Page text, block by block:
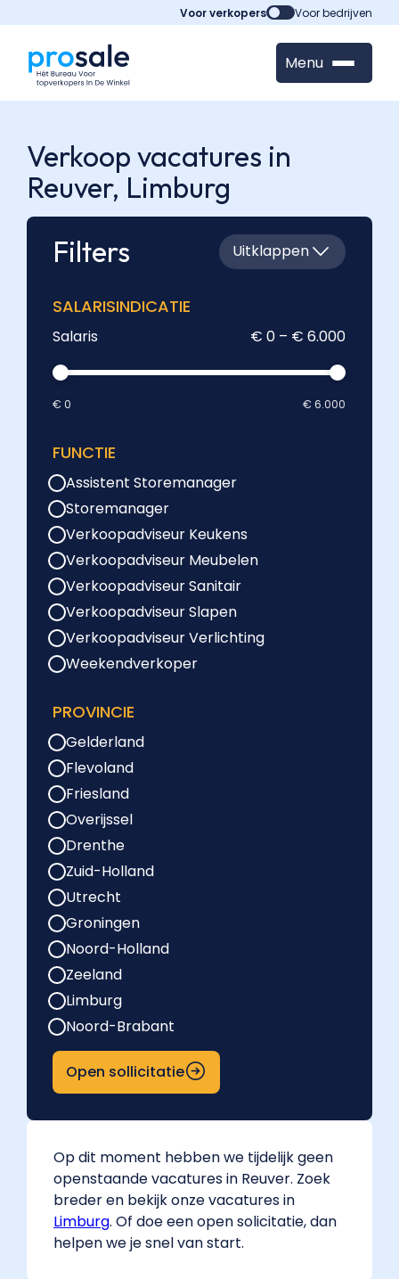
Voor verkopers Voor bedrijven
Menu
Verkoop vacatures in
Reuver, Limburg
Filters
Uitklappen
SALARISINDICATIE
Salaris € 0 – € 6.000
€ 0 € 6.000
FUNCTIE
Assistent Storemanager
Storemanager
Verkoopadviseur Keukens
Verkoopadviseur Meubelen
Verkoopadviseur Sanitair
Verkoopadviseur Slapen
Verkoopadviseur Verlichting
Weekendverkoper
PROVINCIE
Gelderland
Flevoland
Friesland
Overijssel
Drenthe
Zuid-Holland
Utrecht
Groningen
Noord-Holland
Zeeland
Limburg
Noord-Brabant
Open sollicitatie
Op dit moment hebben we tijdelijk geen
openstaande vacatures in Reuver. Zoek
breder en bekijk onze vacatures in
Limburg. Of doe een open solicitatie, dan
helpen we je snel van start.